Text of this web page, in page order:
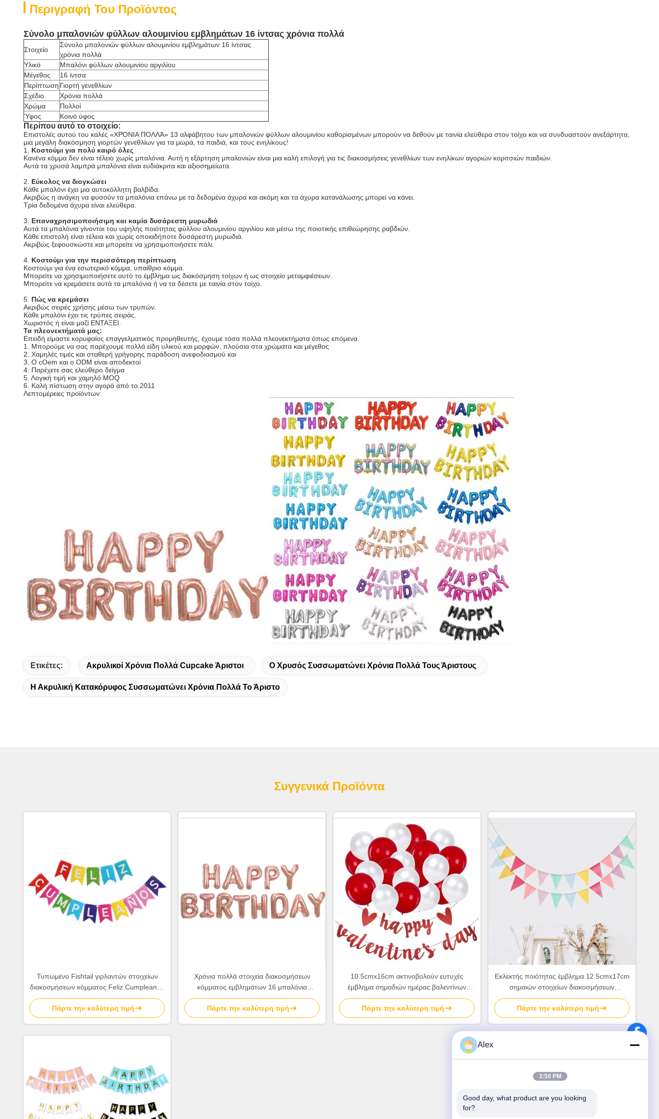
Περιγραφή Του Προϊόντος
Σύνολο μπαλονιών φύλλων αλουμινίου εμβλημάτων 16 ίντσας χρόνια πολλά
Στοιχείο
Σύνολο μπαλονιών φύλλων αλουμινίου εμβλημάτων 16 ίντσας
χρόνια πολλά
Υλικό
Μπαλόνι φύλλων αλουμινίου αργιλίου
Μέγεθος
16 ίντσα
Περίπτωση Γιορτή γενεθλίων
Σχέδιο
Χρόνια πολλά
Χρώμα
Πολλοί
Ύφος
Κοινό ύφος
Περίπου αυτό το στοιχείο:
Επιστολές αυτού του καλές «ΧΡΌΝΙΑ ΠΟΛΛΆ» 13 αλφάβητου των μπαλονιών φύλλων αλουμινίου καθορισμένων μπορούν να δεθούν με ταινία ελεύθερα στον τοίχο και να συνδυαστούν ανεξάρτητα,
μια μεγάλη διακόσμηση γιορτών γενεθλίων για τα μωρά, τα παιδιά, και τους ενηλίκους!
1. Κοστούμι για πολύ καιρό όλες
Κανένα κόμμα δεν είναι τέλειο χωρίς μπαλόνια. Αυτή η εξάρτηση μπαλονιών είναι μια καλή επιλογή για τις διακοσμήσεις γενεθλίων των ενηλίκων αγοριών κοριτσιών παιδιών.
Αυτά τα χρυσά λαμπρά μπαλόνια είναι ευδιάκριτα και αξιοσημείωτα.
2. Εύκολος να διογκώσει
Κάθε μπαλόνι έχει μια αυτοκόλλητη βαλβίδα.
Ακριβώς η ανάγκη να φυσούν τα μπαλόνια επάνω με τα δεδομένα άχυρα και ακόμη και τα άχυρα κατανάλωσης μπορεί να κάνει.
Τρία δεδομένα άχυρα είναι ελεύθερα.
3. Επαναχρησιμοποιήσιμη και καμία δυσάρεστη μυρωδιά
Αυτά τα μπαλόνια γίνονται του υψηλής ποιότητας φύλλου αλουμινίου αργιλίου και μέσω της ποιοτικής επιθεώρησης ραβδιών.
Κάθε επιστολή είναι τέλεια και χωρίς οποιαδήποτε δυσάρεστη μυρωδιά.
Ακριβώς ξεφουσκώστε και μπορείτε να χρησιμοποιήσετε πάλι.
4. Κοστούμι για την περισσότερη περίπτωση
Κοστούμι για ένα εσωτερικό κόμμα, υπαίθριο κόμμα.
Μπορείτε να χρησιμοποιήσετε αυτό το έμβλημα ως διακόσμηση τοίχων ή ως στοιχείο μεταμφιέσεων.
Μπορείτε να κρεμάσετε αυτά τα μπαλόνια ή να τα δέσετε με ταινία στον τοίχο.
5. Πώς να κρεμάσει
Ακριβώς σειρές χρήσης μέσω των τρυπών.
Κάθε μπαλόνι έχει τις τρύπες σειράς.
Χωριστός ή είναι μαζί ΕΝΤΑΞΕΙ.
Τα πλεονεκτήματά μας:
Επειδή είμαστε κορυφαίος επαγγελματικός προμηθευτής, έχουμε τόσα πολλά πλεονεκτήματα όπως επόμενα.
1. Μπορούμε να σας παρέχουμε πολλά είδη υλικού και μορφών, πλούσια στα χρώματα και μέγεθος
2. Χαμηλές τιμές και σταθερή γρήγορης παράδοση ανεφοδιασμού και
3. Ο cOem και ο ODM είναι αποδεκτοί
4. Παρέχετε σας ελεύθερο δείγμα
5. Λογική τιμή και χαμηλό MOQ
6. Καλή πίστωση στην αγορά από το 2011
Λεπτομέρειες προϊόντων:
Ετικέτες: Ακρυλικοί Χρόνια Πολλά Cupcake Άριστοι Ο Χρυσός Συσσωματώνει Χρόνια Πολλά Τους Άριστους
Η Ακρυλική Κατακόρυφος Συσσωματώνει Χρόνια Πολλά Το Άριστο
Συγγενικά Προϊόντα
Τυπωμένο Fishtail γιρλαντών στοιχείων
διακοσμήσεων κόμματος Feliz Cumpleanos
καταπίνει την παρακολουθημένη σημαία
Πάρτε την καλύτερη τιμή
Χρόνια πολλά στοιχεία διακοσμήσεων
κόμματος εμβλημάτων 16 μπαλόνια
επιστολών φύλλων αλουμινίου ίντσας
Πάρτε την καλύτερη τιμή
10.5cmx16cm ακτινοβολούν ευτυχές
έμβλημα σημαδιών ημέρας βαλεντίνων
στοιχείων διακοσμήσεων κόμματος καρδιών
Πάρτε την καλύτερη τιμή
Εκλεκτής ποιότητας έμβλημα 12.5cmx17cm
σημαιών στοιχείων διακοσμήσεων
κόμματος λινού χρόνια πολλά
Πάρτε την καλύτερη τιμή
Alex
3:50 PM
Good day, what product are you looking
for?